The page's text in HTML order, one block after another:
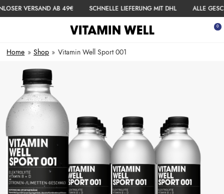
ZUM INHALT SPRINGEN
VERSAND AB 49€ SCHNELLE LIEFERUNG MIT DHL ALLE
0
Home » Shop » Vitamin Well Sport 001
ausblenden